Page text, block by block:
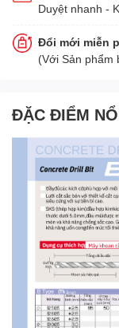
Duyệt nhanh -
Đổi mới miễn
(Với Sản phẩm
ĐẶC ĐIỂM